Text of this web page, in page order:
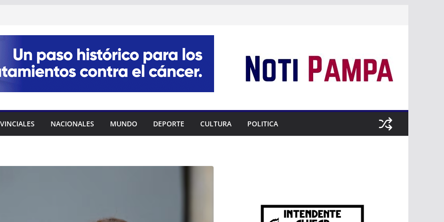
NACIONALES MUNDO DEPORTE CULTURA POLITICA